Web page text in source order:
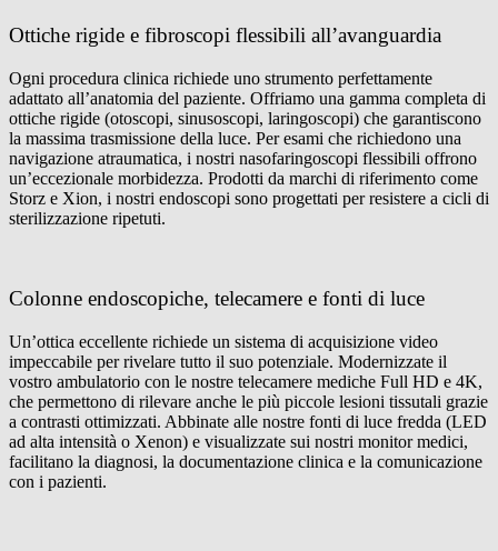
Ottiche rigide e fibroscopi flessibili all’avanguardia
Ogni procedura clinica richiede uno strumento perfettamente
adattato all’anatomia del paziente. Offriamo una gamma completa di
ottiche rigide (otoscopi, sinusoscopi, laringoscopi) che garantiscono
la massima trasmissione della luce. Per esami che richiedono una
navigazione atraumatica, i nostri nasofaringoscopi flessibili offrono
un’eccezionale morbidezza. Prodotti da marchi di riferimento come
Storz e Xion, i nostri endoscopi sono progettati per resistere a cicli di
sterilizzazione ripetuti.
Colonne endoscopiche, telecamere e fonti di luce
Un’ottica eccellente richiede un sistema di acquisizione video
impeccabile per rivelare tutto il suo potenziale. Modernizzate il
vostro ambulatorio con le nostre telecamere mediche Full HD e 4K,
che permettono di rilevare anche le più piccole lesioni tissutali grazie
a contrasti ottimizzati. Abbinate alle nostre fonti di luce fredda (LED
ad alta intensità o Xenon) e visualizzate sui nostri monitor medici,
facilitano la diagnosi, la documentazione clinica e la comunicazione
con i pazienti.